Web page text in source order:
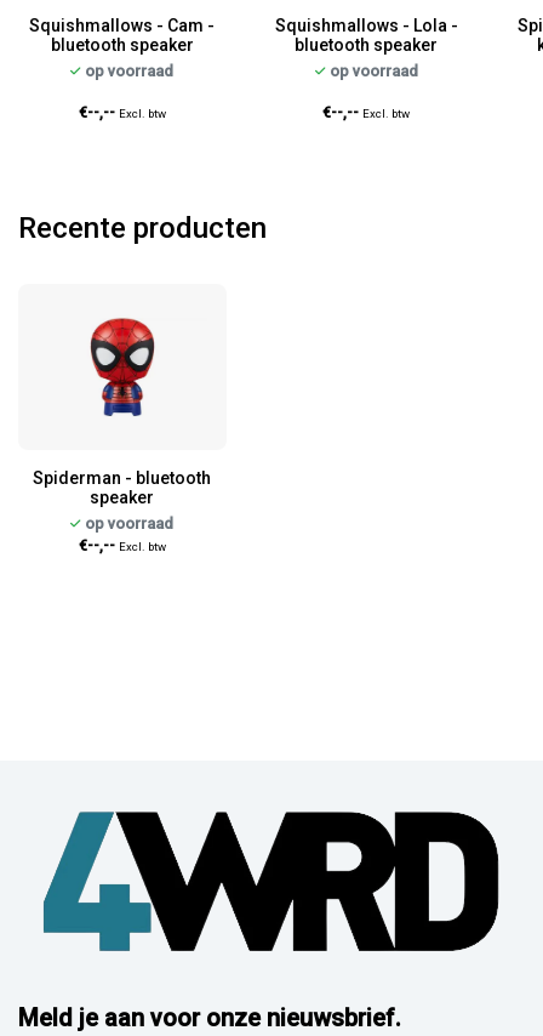
Squishmallows - Cam -
bluetooth speaker
op voorraad
€--,-- Excl. btw
Squishmallows - Lola -
bluetooth speaker
op voorraad
€--,-- Excl. btw
Recente producten
Spiderman - bluetooth
speaker
op voorraad
€--,-- Excl. btw
Meld je aan voor onze nieuwsbrief.